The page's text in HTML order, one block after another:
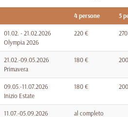
4 persone 5
01.02. - 21.02.2026
Olympia 2026
220 €
21.02.-09.05.2026
Primavera
180 €
09.05.-11.07.2026
Inizio Estate
180 €
11.07.-05.09.2026
al completo